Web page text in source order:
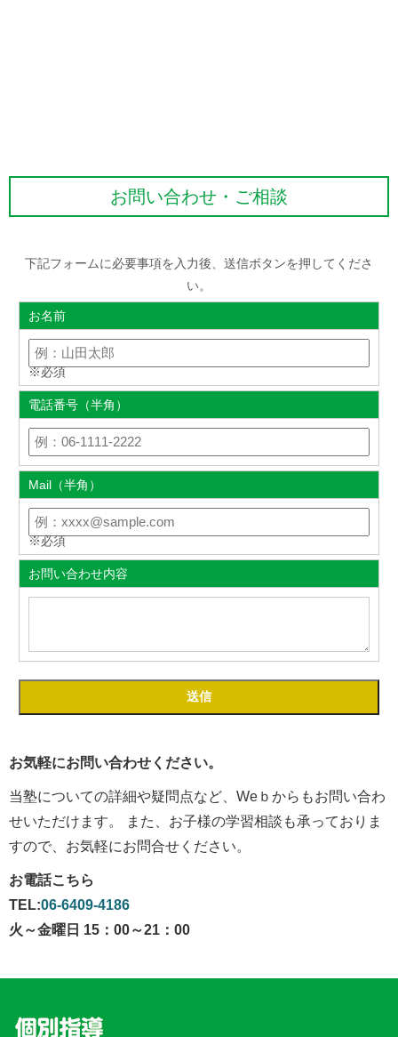
お問い合わせ・ご相談
下記フォームに必要事項を入力後、送信ボタンを押してくださ
い。
お名前
※必須
電話番号（半角）
Mail（半角）
※必須
お問い合わせ内容
お気軽にお問い合わせください。
当塾についての詳細や疑問点など、Weｂからもお問い合わ
せいただけます。 また、お子様の学習相談も承っておりま
すので、お気軽にお問合せください。
お電話こちら
TEL:06-6409-4186
火～金曜日 15：00～21：00